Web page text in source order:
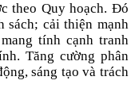
theo Quy hoạch. Đó
sách; cải thiện mạnh
tính cạnh tranh
Tăng cường phân
sáng tạo và trách